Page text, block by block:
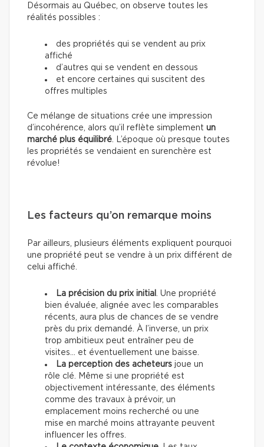
Désormais au Québec, on observe toutes les
réalités possibles :
des propriétés qui se vendent au prix
affiché
d’autres qui se vendent en dessous
et encore certaines qui suscitent des
offres multiples
Ce mélange de situations crée une impression
d’incohérence, alors qu’il reflète simplement un
marché plus équilibré. L’époque où presque toutes
les propriétés se vendaient en surenchère est
révolue!
Les facteurs qu’on remarque moins
Par ailleurs, plusieurs éléments expliquent pourquoi
une propriété peut se vendre à un prix différent de
celui affiché.
La précision du prix initial . Une propriété
bien évaluée, alignée avec les comparables
récents, aura plus de chances de se vendre
près du prix demandé. À l’inverse, un prix
trop ambitieux peut entraîner peu de
visites… et éventuellement une baisse.
La perception des acheteurs joue un
rôle clé. Même si une propriété est
objectivement intéressante, des éléments
comme des travaux à prévoir, un
emplacement moins recherché ou une
mise en marché moins attrayante peuvent
influencer les offres.